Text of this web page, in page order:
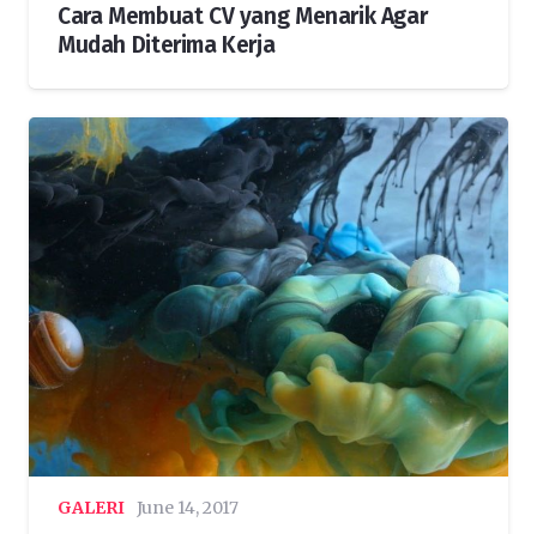
Cara Membuat CV yang Menarik Agar
Mudah Diterima Kerja
GALERI June 14, 2017